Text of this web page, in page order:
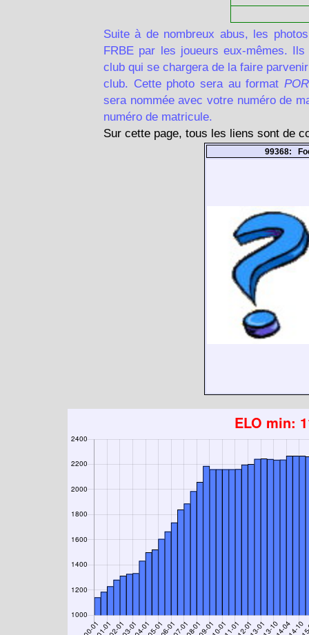
Suite à de nombreux abus, les
FRBE par les joueurs eux-mêmes.
club qui se chargera de la faire
club. Cette photo sera au format
sera nommée avec votre numéro de
numéro de matricule.
Sur cette page, tous les liens sont de
99368: